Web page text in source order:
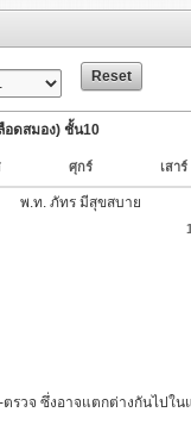
Reset
อดสมอง) ชั้น10
ศุกร์ เสาร์
พ.ท. ภัทร มีสุขสบาย
1
รวจ ซึ่งอาจแตกต่างกันไปใ